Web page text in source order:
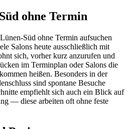
ohne Termin
Süd ohne Termin aufsuchen
Salons heute ausschließlich mit
sich, vorher kurz anzurufen und
im Terminplan oder Salons die
heißen. Besonders in der
sind spontane Besuche
empfiehlt sich auch ein Blick auf
— diese arbeiten oft ohne feste